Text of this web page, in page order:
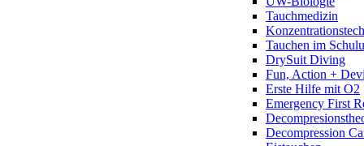
Tauchmedizin
Tauchen im
DrySuit Diving
Fun, Action +
Erste Hilfe mit O2
Emergency First
Decompression